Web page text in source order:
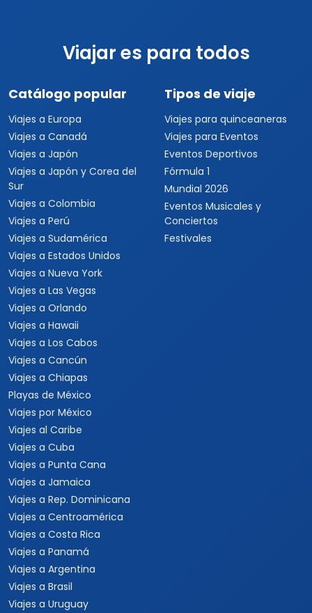
Viajar es para todos
Catálogo popular
Viajes a Europa
Viajes a Canadá
Viajes a Japón
Viajes a Japón y Corea del
Sur
Viajes a Colombia
Viajes a Perú
Viajes a Sudamérica
Viajes a Estados Unidos
Viajes a Nueva York
Viajes a Las Vegas
Viajes a Orlando
Viajes a Hawaii
Viajes a Los Cabos
Viajes a Cancún
Viajes a Chiapas
Playas de México
Viajes por México
Viajes al Caribe
Viajes a Cuba
Viajes a Punta Cana
Viajes a Jamaica
Viajes a Rep. Dominicana
Viajes a Centroamérica
Viajes a Costa Rica
Viajes a Panamá
Viajes a Argentina
Viajes a Brasil
Viajes a Uruguay
Tipos de viaje
Viajes para quinceaneras
Viajes para Eventos
Eventos Deportivos
Fórmula 1
Mundial 2026
Eventos Musicales y
Conciertos
Festivales